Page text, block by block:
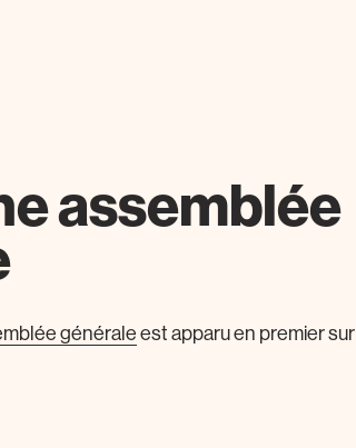
assemblée
généraleest apparu en premier sur